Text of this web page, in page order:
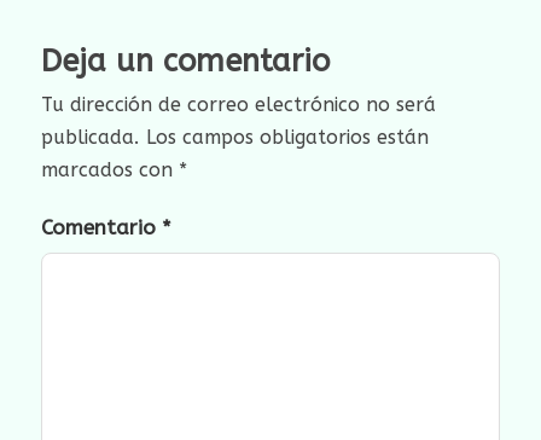
Deja un comentario
Tu dirección de correo electrónico no será
publicada. Los campos obligatorios están
marcados con *
Comentario *